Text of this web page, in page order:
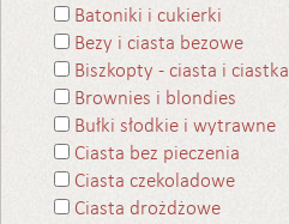
Batoniki i cukierki
Bezy i ciasta bezowe
Biszkopty - ciasta i ciastka
Brownies i blondies
Bułki słodkie i wytrawne
Ciasta bez pieczenia
Ciasta czekoladowe
Ciasta drożdżowe